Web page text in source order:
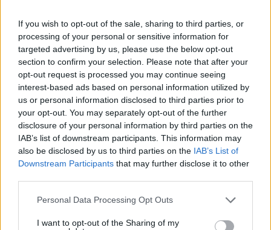
If you wish to opt-out of the sale, sharing to third parties, or
processing of your personal or sensitive information for
targeted advertising by us, please use the below opt-out
section to confirm your selection. Please note that after your
opt-out request is processed you may continue seeing
interest-based ads based on personal information utilized by
us or personal information disclosed to third parties prior to
your opt-out. You may separately opt-out of the further
disclosure of your personal information by third parties on the
IAB’s list of downstream participants. This information may
also be disclosed by us to third parties on the IAB’s List of
Downstream Participants that may further disclose it to other
Please note that this website/app uses one or more Google
not limited to your visit or usage behaviour. You may click to
Personal Data Processing Opt Outs
I want to opt-out of the Sharing of my
06.02.2019, 15:17
Καιρος ηταν. Να δουμε να θα παραμεινει στην
Ελλαδα ο Μαντουβαλος για την επομενη και
τελευταια δικη για αυτην την υποθεση.
ΑΠΑΝΤΗΣΗ
ΠΡΟΣΘΗΚΗ ΣΧΟΛΙΟΥ
ΌΝΟΜΑ *